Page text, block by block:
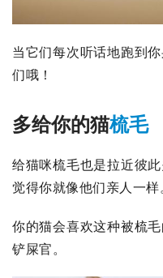
当它们每次听话地跑到
们哦！
多给你的猫梳毛
给猫咪梳毛也是拉近彼
觉得你就像他们亲人一样。
你的猫会喜欢这种被梳
铲屎官。